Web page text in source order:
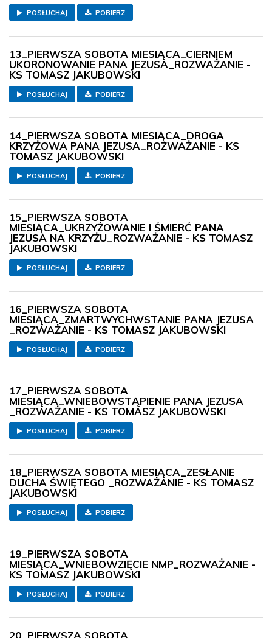
POSŁUCHAJ POBIERZ
13_PIERWSZA SOBOTA MIESIĄCA_CIERNIEM
UKORONOWANIE PANA JEZUSA_ROZWAŻANIE -
KS TOMASZ JAKUBOWSKI
POSŁUCHAJ POBIERZ
14_PIERWSZA SOBOTA MIESIĄCA_DROGA
KRZYŻOWA PANA JEZUSA_ROZWAŻANIE - KS
TOMASZ JAKUBOWSKI
POSŁUCHAJ POBIERZ
15_PIERWSZA SOBOTA
MIESIĄCA_UKRZYŻOWANIE I ŚMIERĆ PANA
JEZUSA NA KRZYŻU_ROZWAŻANIE - KS TOMASZ
JAKUBOWSKI
POSŁUCHAJ POBIERZ
16_PIERWSZA SOBOTA
MIESIĄCA_ZMARTWYCHWSTANIE PANA JEZUSA
_ROZWAŻANIE - KS TOMASZ JAKUBOWSKI
POSŁUCHAJ POBIERZ
17_PIERWSZA SOBOTA
MIESIĄCA_WNIEBOWSTĄPIENIE PANA JEZUSA
_ROZWAŻANIE - KS TOMASZ JAKUBOWSKI
POSŁUCHAJ POBIERZ
18_PIERWSZA SOBOTA MIESIĄCA_ZESŁANIE
DUCHA ŚWIĘTEGO _ROZWAŻANIE - KS TOMASZ
JAKUBOWSKI
POSŁUCHAJ POBIERZ
19_PIERWSZA SOBOTA
MIESIĄCA_WNIEBOWZIĘCIE NMP_ROZWAŻANIE -
KS TOMASZ JAKUBOWSKI
POSŁUCHAJ POBIERZ
20_PIERWSZA SOBOTA